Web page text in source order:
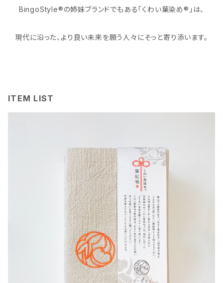
BingoStyle®の姉妹ブランドでもある「くわい葉染め®」は、
現代に沿った、より良い未来を願う人々にそっと寄り添います。
ITEM LIST